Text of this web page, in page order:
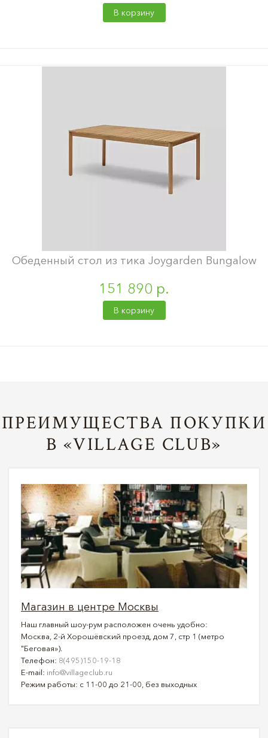
В корзину
Обеденный стол из тика Joygarden Bungalow
151 890 р.
В корзину
ПРЕИМУЩЕСТВА ПОКУПКИ
В «VILLAGE CLUB»
Магазин в центре Москвы
Наш главный шоу-рум расположен очень удобно:
Москва, 2-й Хорошёвский проезд, дом 7, стр 1 (метро
"Беговая»).
Телефон: 8(495)150-19-18
E-mail: info@villageclub.ru
Режим работы: с 11-00 до 21-00, без выходных